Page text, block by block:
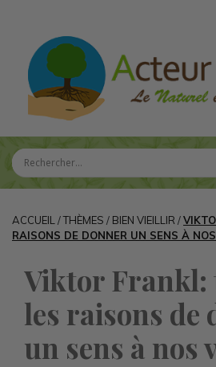
ACCUEIL /THÈMES / BIEN VIEILLIR /
RAISONS DE DONNER UN SENS À
Viktor Frankl:
les raisons de
un sens à nos